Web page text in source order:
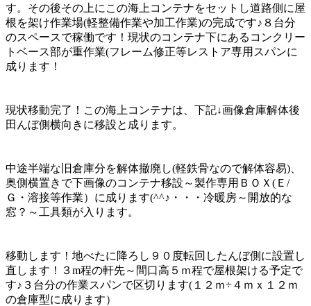
す。その後その上にこの海上コンテナをセットし道路側に屋
根を架け作業場(軽整備作業や加工作業)の完成です♪８台分
のスペースで稼働です！現状のコンテナ下にあるコンクリー
トベース部が重作業(フレーム修正等レストア専用スパンに
成ります！
現状移動完了！この海上コンテナは、下記↓画像倉庫解体後
田んぼ側横向きに移設と成ります。
中途半端な旧倉庫分を解体撤廃し(軽鉄骨なので解体容易)、
奥側横置きで下画像のコンテナ移設～製作専用ＢＯＸ(Ｅ/
Ｇ・溶接等作業）に成ります(^^♪・・・冷暖房～開放的な
窓？～工具類が入ります。
移動します！地べたに降ろし９０度転回したんぼ側に設置し
直します！３m程の軒先～間口高５ｍ程で屋根架ける予定で
す♪３台分の作業スパンで区切ります(１２ｍ÷４ｍｘ１２ｍ
の倉庫型に成ります）